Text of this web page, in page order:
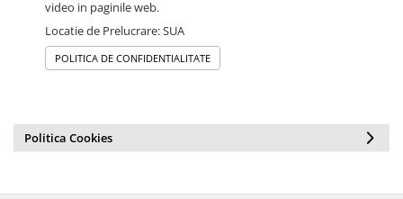
video in paginile web.
Locatie de Prelucrare: SUA
POLITICA DE CONFIDENTIALITATE
Politica Cookies